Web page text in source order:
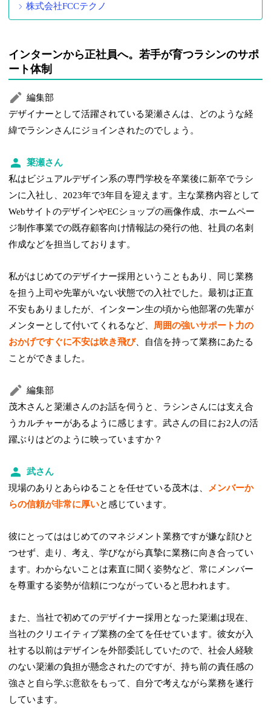
株式会社FCCテクノ
インターンから正社員へ。若手が育つラシンのサポ
ート体制
編集部
デザイナーとして活躍されている簗瀬さんは、どのような経
緯でラシンさんにジョインされたのでしょう。
簗瀬さん
私はビジュアルデザイン系の専門学校を卒業後に新卒でラシ
ンに入社し、2023年で3年目を迎えます。主な業務内容として
WebサイトのデザインやECショップの画像作成、ホームペー
ジ制作事業での既存顧客向け情報誌の発行の他、社員の名刺
作成などを担当しております。
私がはじめてのデザイナー採用ということもあり、同じ業務
を担う上司や先輩がいない状態での入社でした。最初は正直
不安もありましたが、インターン生の頃から他部署の先輩が
メンターとして付いてくれるなど、
周囲の強いサポート力の
おかげですぐに不安は吹き飛び、自信を持って業務にあたる
ことができました。
編集部
茂木さんと簗瀬さんのお話を伺うと、ラシンさんには支え合
うカルチャーがあるように感じます。武さんの目にお2人の活
躍ぶりはどのように映っていますか？
武さん
現場のありとあらゆることを任せている茂木は、
メンバーか
らの信頼が非常に厚いと感じています。
彼にとってははじめてのマネジメント業務ですが嫌な顔ひと
つせず、走り、考え、学びながら真摯に業務に向き合ってい
ます。わからないことは素直に聞く姿勢など、常にメンバー
を尊重する姿勢が信頼につながっていると思われます。
また、当社で初めてのデザイナー採用となった簗瀬は現在、
当社のクリエイティブ業務の全てを任せています。彼女が入
社する以前はデザインを外部委託していたので、社会人経験
のない簗瀬の負担が懸念されたのですが、持ち前の責任感の
強さと自ら学ぶ意欲をもって、自分で考えながら業務を遂行
しています。